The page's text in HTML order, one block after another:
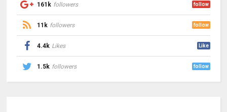
161k followers follow
11k followers follow
4.4k Likes Like
1.5k followers follow